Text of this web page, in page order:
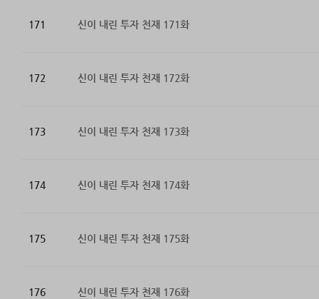
171 신이 내린 투자 천재 171화
172 신이 내린 투자 천재 172화
173 신이 내린 투자 천재 173화
174 신이 내린 투자 천재 174화
175 신이 내린 투자 천재 175화
176 신이 내린 투자 천재 176화